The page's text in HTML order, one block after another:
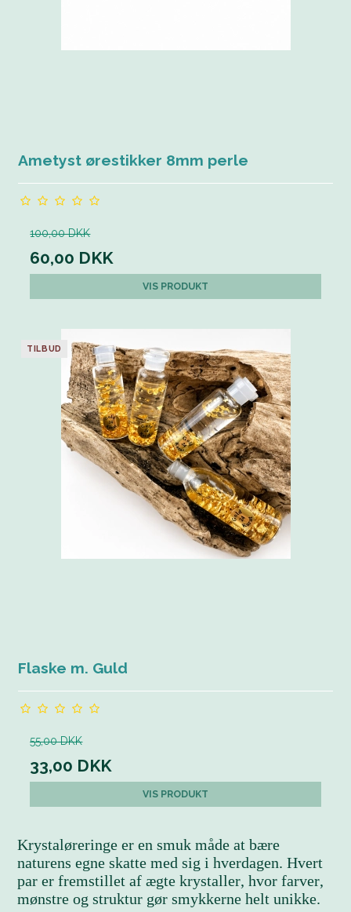
Ametyst ørestikker 8mm perle
100,00 DKK
60,00 DKK
VIS PRODUKT
TILBUD
Flaske m. Guld
55,00 DKK
33,00 DKK
VIS PRODUKT
Krystaløreringe er en smuk måde at bære
naturens egne skatte med sig i hverdagen. Hvert
par er fremstillet af ægte krystaller, hvor farver,
mønstre og struktur gør smykkerne helt unikke.